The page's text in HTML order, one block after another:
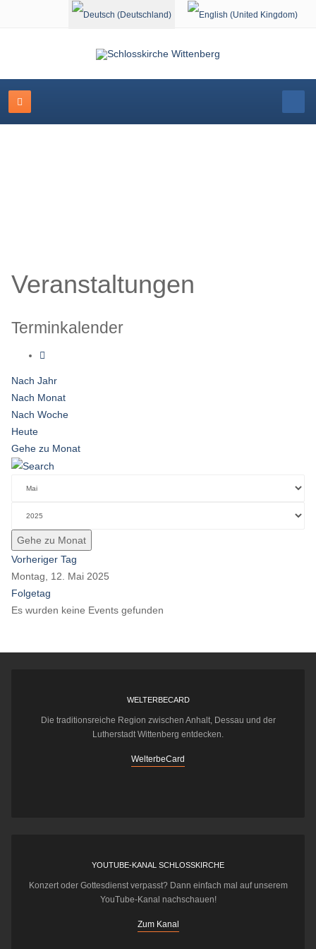
Sprache auswählen
Veranstaltungen
Terminkalender
Nach Jahr
Nach Monat
Nach Woche
Heute
Gehe zu Monat
Gehe zu Monat
Vorheriger Tag
Montag, 12. Mai 2025
Folgetag
Es wurden keine Events gefunden
WELTERBECARD
Die traditionsreiche Region zwischen Anhalt, Dessau und der
Lutherstadt Wittenberg entdecken.
WelterbeCard
YOUTUBE-KANAL SCHLOSSKIRCHE
Konzert oder Gottesdienst verpasst? Dann einfach mal auf unserem
YouTube-Kanal nachschauen!
Zum Kanal